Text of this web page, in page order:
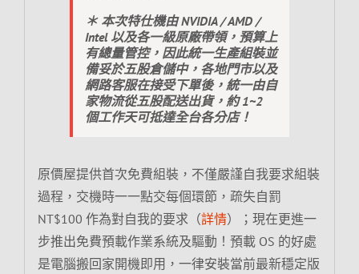
＊ 本次特仕機由 NVIDIA / AMD /
Intel 以及各一級原廠帶領，預算上
有總量管控，因此統一生產組裝並
備妥於五股倉儲中，各地門市以及
網路客服在接受下單後，統一由自
家物流從五股配送出貨，約 1~2
個工作天可抵達全台各分店！
原價屋提供首次免費組裝，不僅嚴謹自我要求組裝
過程，交機時一一點交每個環節，疏失自罰
NT$100 作為對自我的要求（詳情）；現在更進一
步推出免費預載作業系統及驅動！預載 OS 的好處
是電腦搬回家開機即用，一律安裝當前最新穩定版